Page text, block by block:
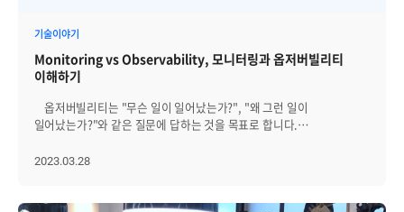
선택할 수 있습니다. 클라우드 송환의 이점 클라우드 송환(Cloud
repatriation)은 기업에게 여러 가지 이점을 제공합니다. 첫째, 기업은
애플리케이션, 데이터, 서비스 등을 직접 관리할 수 있습니다. 이는
기업이 보안 및 규정 준수와 같은 중요한 문제를 직접 다룰 수 있도록
해주며, 제어력을 높임으로써 IT 부서가 잠재적 문제에 대비해
인사이트와 더 나은 계획을 수립할 수 있게 해줍니다. 클라우드에서는
때문에, 이를 직접 제어할 수 없습니다. 클라우드 송환에 적합한
인프라를 모니터링하도록 설계됐습니다. 또, 클라우드 인프라의 성능,
신속하게 발견하고 해결할 수 있도록 지원합니다. 일반적인 클라우드
모니터링은 메트릭과 로그를 사용해 클라우드 인프라 및 애플리케이션
성능을 하나의 통합된 화면에 제공합니다. 또한 통합 IT 환경 측면에서는
컨테이너 오케스트레이션 플랫폼 및 서버리스 컴퓨팅과 같은 다른
클라우드 환경과 통합해 모니터링할 수도 있습니다. 클라우드 기반
하이브리드 모니터링을 통해 클라우드와 온프레미스에서 각각 실행
있습니다. 2. 인공지능과 머신러닝 서버 모니터링의 또 다른
기술이야기
Monitoring vs Observability, 모니터링과 옵저버빌리티
이해하기
일어났는가?"와 같은 질문에 답하는 것을 목표로 합니다.
식별하고 근본 원인을 분석할 수 있습니다. 최근 IT 인프라의 종류가
2023.03.28